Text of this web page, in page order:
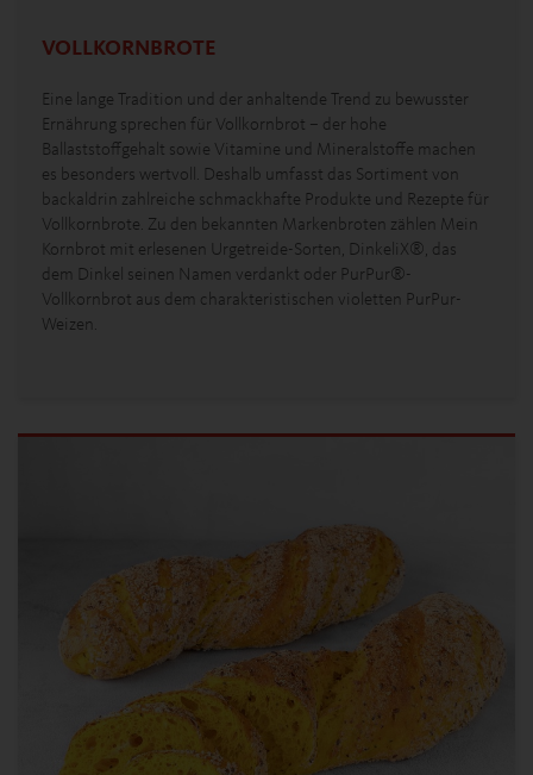
VOLLKORNBROTE
Eine lange Tradition und der anhaltende Trend zu bewusster
Ernährung sprechen für Vollkornbrot – der hohe
Ballaststoffgehalt sowie Vitamine und Mineralstoffe machen
es besonders wertvoll. Deshalb umfasst das Sortiment von
backaldrin zahlreiche schmackhafte Produkte und Rezepte für
Vollkornbrote. Zu den bekannten Markenbroten zählen Mein
Kornbrot mit erlesenen Urgetreide-Sorten, DinkeliX®, das
dem Dinkel seinen Namen verdankt oder PurPur®-
Vollkornbrot aus dem charakteristischen violetten PurPur-
Weizen.